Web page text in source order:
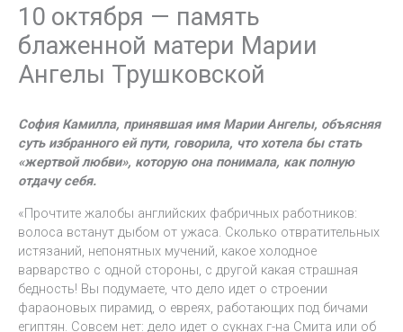
10 октября — память
блаженной матери Марии
Ангелы Трушковской
София Камилла, принявшая имя Марии Ангелы, объясняя
суть избранного ей пути, говорила, что хотела бы стать
«жертвой любви», которую она понимала, как полную
отдачу себя.
«Прочтите жалобы английских фабричных работников:
волоса встанут дыбом от ужаса. Сколько отвратительных
истязаний, непонятных мучений, какое холодное
варварство с одной стороны, с другой какая страшная
бедность! Вы подумаете, что дело идет о строении
фараоновых пирамид, о евреях, работающих под бичами
египтян. Совсем нет: дело идет о сукнах г-на Смита или об